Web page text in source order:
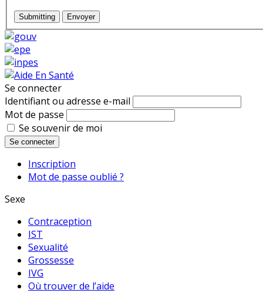
Submitting Envoyer
Se connecter
Identifiant ou adresse e-mail
Mot de passe
Se souvenir de moi
Se connecter
Inscription
Mot de passe oublié ?
Sexe
Contraception
IST
Sexualité
Grossesse
IVG
Où trouver de l’aide